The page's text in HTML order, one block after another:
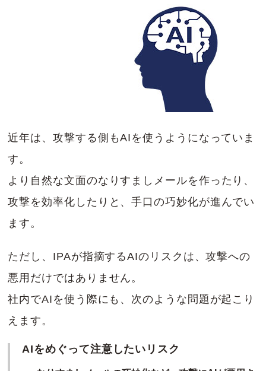
近年は、攻撃する側もAIを使うようになっていま
す。
より自然な文面のなりすましメールを作ったり、
攻撃を効率化したりと、手口の巧妙化が進んでい
ます。
ただし、IPAが指摘するAIのリスクは、攻撃への
悪用だけではありません。
社内でAIを使う際にも、次のような問題が起こり
えます。
AIをめぐって注意したいリスク